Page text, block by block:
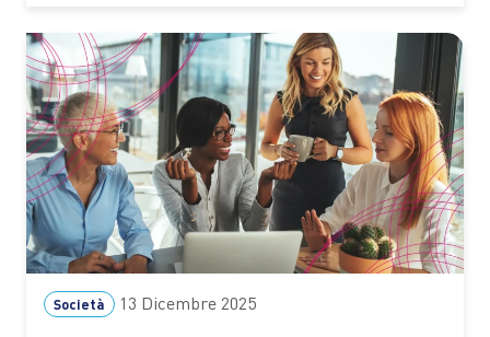
Ercoli, aprendo la manifestazione, sottolinea come…
Società 13 Dicembre 2025